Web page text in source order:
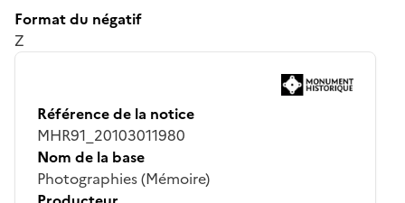
Format du négatif
Z
Référence de la notice
MHR91_20103011980
Nom de la base
Photographies (Mémoire)